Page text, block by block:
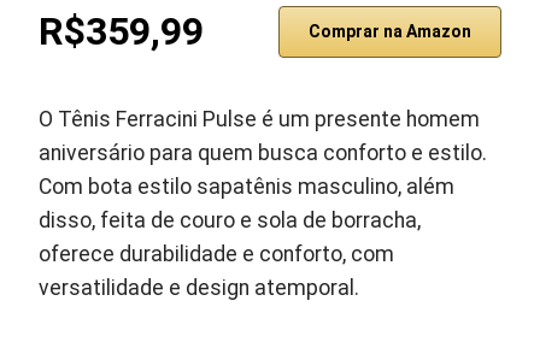
R$359,99 Comprar na Amazon
O Tênis Ferracini Pulse é um presente homem
aniversário para quem busca conforto e estilo.
Com bota estilo sapatênis masculino, além
disso, feita de couro e sola de borracha,
oferece durabilidade e conforto, com
versatilidade e design atemporal.